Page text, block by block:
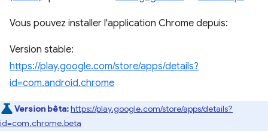
Vous pouvez installer l'application Chrome depuis:
Version stable:
https://play.google.com/store/apps/details?
id=com.android.chrome
Version bêta:https://play.google.com/store/apps/details?
id=com.chrome.beta